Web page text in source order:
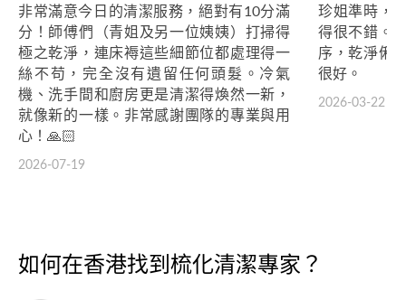
非常滿意今日的清潔服務，絕對有10分滿
分！師傅們（青姐及另一位姨姨）打掃得
極之乾淨，連床褥這些細節位都處理得一
絲不苟，完全沒有遺留任何頭髮。冷氣
機、洗手間和廚房更是清潔得煥然一新，
就像新的一樣。非常感謝團隊的專業與用
心！🙏🏻
2026-07-19
珍姐準時，
得很不錯。
序，乾淨俐
很好。
2026-03-22
如何在香港找到梳化清潔專家？